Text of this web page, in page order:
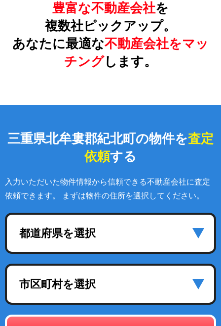
豊富な不動産会社を
複数社ピックアップ。
あなたに最適な不動産会社をマッ
チングします。
三重県北牟婁郡紀北町の物件を査定
依頼する
入力いただいた物件情報から信頼できる不動産会社に査定
依頼できます。 まずは物件の住所を選択してください。
都道府県を選択
市区町村を選択